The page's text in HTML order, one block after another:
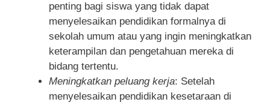
penting bagi siswa yang tidak dapat
menyelesaikan pendidikan formalnya di
sekolah umum atau yang ingin meningkatkan
keterampilan dan pengetahuan mereka di
bidang tertentu.
Meningkatkan peluang kerja: Setelah
menyelesaikan pendidikan kesetaraan di